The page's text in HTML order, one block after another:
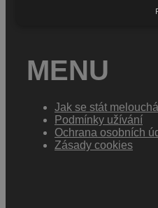
MENU
Jak se stát
Podmínky užívání
Ochrana osobních
Zásady cookies